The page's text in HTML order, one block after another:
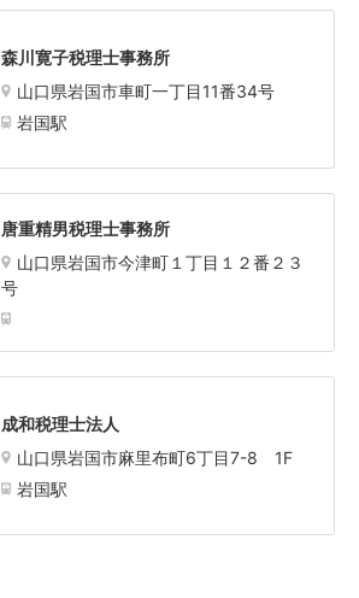
森川寛子税理士事務所
山口県岩国市車町一丁目11番34号
岩国駅
唐重精男税理士事務所
山口県岩国市今津町１丁目１２番２３
号
成和税理士法人
山口県岩国市麻里布町6丁目7-8 1F
岩国駅